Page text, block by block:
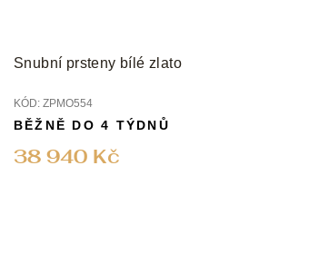
Snubní prsteny bílé zlato
KÓD: ZPMO554
38 940 Kč
BĚŽNĚ DO 4 TÝDNŮ